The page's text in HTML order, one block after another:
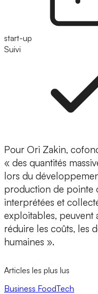
start-up
Suivi
Pour Ori Zakin,
« des quantités
lors du
production de pointe
interprétées et
exploitables, peuvent
réduire les coûts, les
humaines ».
Articles les plus lus
Business FoodTech